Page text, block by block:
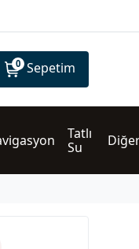
0 Sepetim
Tatlı
Su